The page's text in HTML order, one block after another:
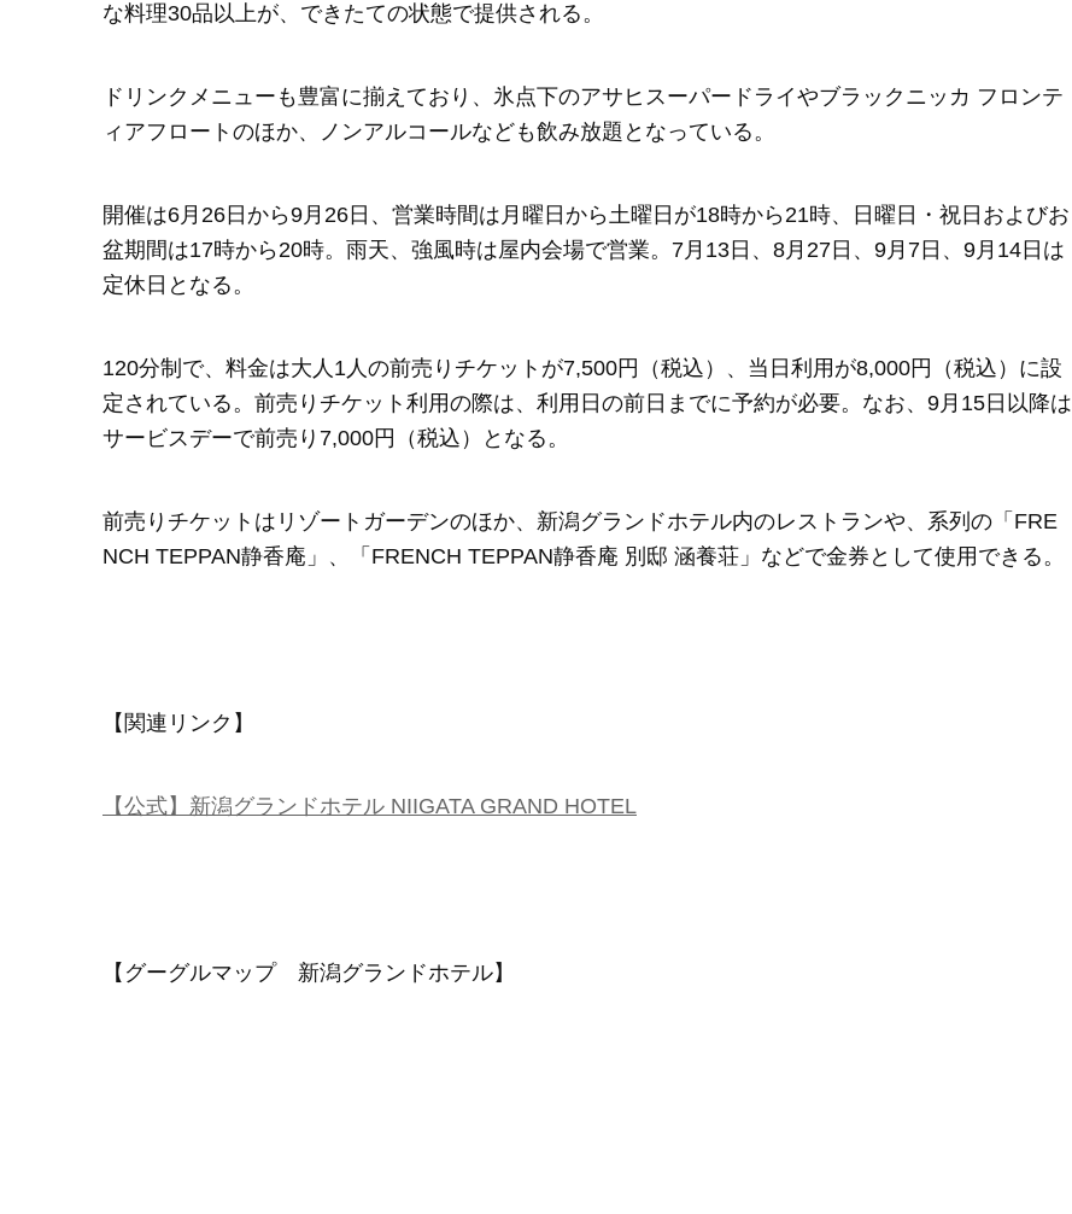
な料理30品以上が、できたての状態で提供される。
ドリンクメニューも豊富に揃えており、氷点下のアサヒスーパードライやブラックニッカ フロンテ
ィアフロートのほか、ノンアルコールなども飲み放題となっている。
開催は6月26日から9月26日、営業時間は月曜日から土曜日が18時から21時、日曜日・祝日およびお
盆期間は17時から20時。雨天、強風時は屋内会場で営業。7月13日、8月27日、9月7日、9月14日は
定休日となる。
120分制で、料金は大人1人の前売りチケットが7,500円（税込）、当日利用が8,000円（税込）に設
定されている。前売りチケット利用の際は、利用日の前日までに予約が必要。なお、9月15日以降は
サービスデーで前売り7,000円（税込）となる。
前売りチケットはリゾートガーデンのほか、新潟グランドホテル内のレストランや、系列の「FRE
NCH TEPPAN静香庵」、「FRENCH TEPPAN静香庵 別邸 涵養荘」などで金券として使用できる。
【関連リンク】
【公式】新潟グランドホテル NIIGATA GRAND HOTEL
【グーグルマップ 新潟グランドホテル】